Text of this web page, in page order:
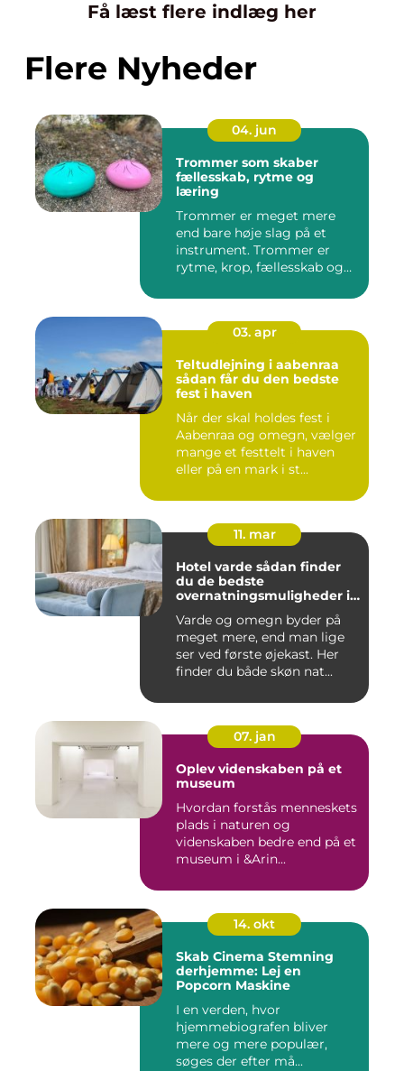
Få læst flere indlæg her
Flere Nyheder
04. jun
Trommer som skaber
fællesskab, rytme og
læring
Trommer er meget mere
end bare høje slag på et
instrument. Trommer er
rytme, krop, fællesskab og
03. apr
Teltudlejning i aabenraa
sådan får du den bedste
fest i haven
Når der skal holdes fest i
Aabenraa og omegn, vælger
mange et festtelt i haven
eller på en mark i st...
11. mar
Hotel varde sådan finder
du de bedste
overnatningsmuligheder i
Varde og omegn byder på
meget mere, end man lige
ser ved første øjekast. Her
finder du både skøn nat...
07. jan
Oplev videnskaben på et
museum
Hvordan forstås menneskets
plads i naturen og
videnskaben bedre end på et
museum i &Arin...
14. okt
Skab Cinema Stemning
derhjemme: Lej en
Popcorn Maskine
I en verden, hvor
hjemmebiografen bliver
mere og mere populær,
søges der efter må...